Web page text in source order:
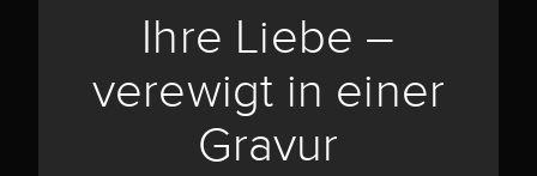
Ihre Liebe –
verewigt in einer
Gravur